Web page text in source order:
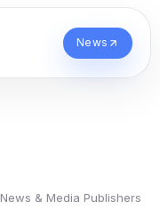
News
News & Media Publishers